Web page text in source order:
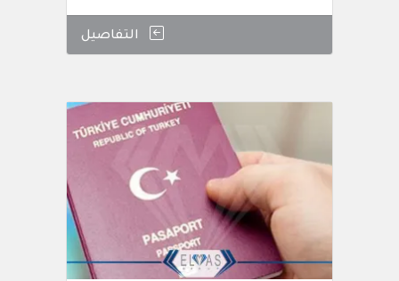
التفاصيل